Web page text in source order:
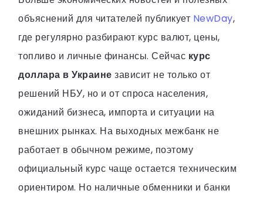
объяснений для читателей публикует NewDay,
где регулярно разбирают курс валют, цены,
топливо и личные финансы. Сейчас курс
доллара в Украине зависит не только от
решений НБУ, но и от спроса населения,
ожиданий бизнеса, импорта и ситуации на
внешних рынках. На выходных межбанк не
работает в обычном режиме, поэтому
официальный курс чаще остается техническим
ориентиром. Но наличные обменники и банки